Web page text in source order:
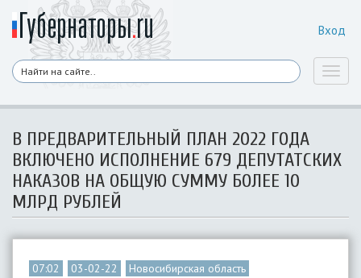
Вход
В ПРЕДВАРИТЕЛЬНЫЙ ПЛАН 2022 ГОДА
ВКЛЮЧЕНО ИСПОЛНЕНИЕ 679 ДЕПУТАТСКИХ
НАКАЗОВ НА ОБЩУЮ СУММУ БОЛЕЕ 10
МЛРД РУБЛЕЙ
07:02 03-02-22
Новосибирская область